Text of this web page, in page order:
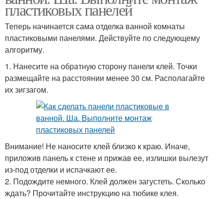
пластиковых панелей
Теперь начинается сама отделка ванной комнаты
пластиковыми панелями. Действуйте по следующему
алгоритму.
1. Нанесите на обратную сторону панели клей. Точки
размещайте на расстоянии менее 30 см. Располагайте
их зигзагом.
Внимание! Не наносите клей близко к краю. Иначе,
приложив панель к стене и прижав ее, излишки вылезут
из-под отделки и испачкают ее.
2. Подождите немного. Клей должен загустеть. Сколько
ждать? Прочитайте инструкцию на тюбике клея.